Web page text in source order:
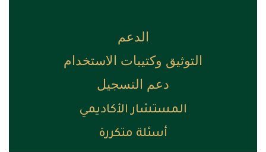
الدعم
التوثيق وكتيبات الاستخدام
دعم التسجيل
المستشار الأكاديمي
أسئلة متكررة